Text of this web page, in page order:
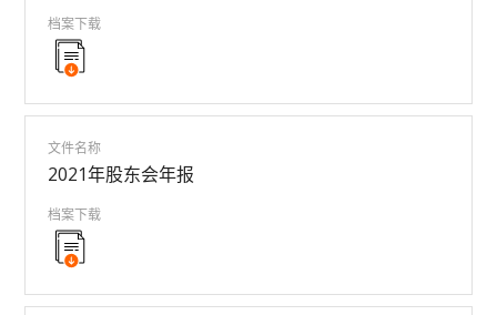
档案下载
文件名称
2021年股东会年报
档案下载